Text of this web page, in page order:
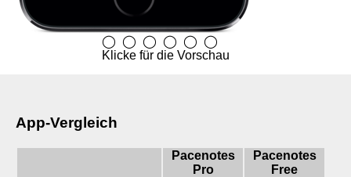
◯ ◯ ◯ ◯ ◯ ◯
Klicke für die Vorschau
App-Vergleich
Pacenotes
Pro
Pacenotes
Free